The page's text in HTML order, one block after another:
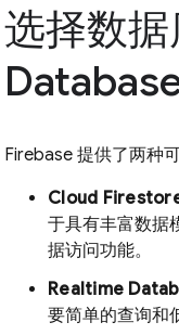
选择数
Firebase 提供了两种
Cloud
于具有丰富数据
据访问功能。
Realtime
要简单的查询和